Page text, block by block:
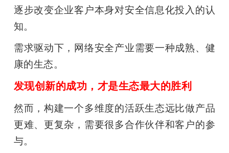
逐步改变企业客户本身对安全信息化投入的认
知。
需求驱动下，网络安全产业需要一种成熟、健
康的生态。
发现创新的成功，才是生态最大的胜利
然而，构建一个多维度的活跃生态远比做产品
更难、更复杂，需要很多合作伙伴和客户的参
与。